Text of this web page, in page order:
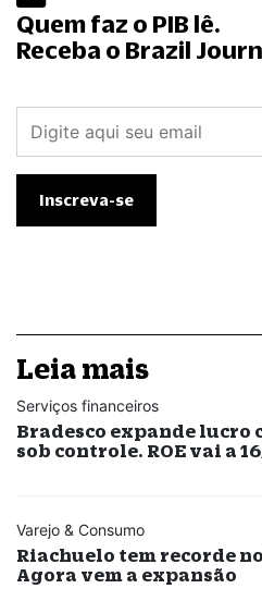
Quem faz o PIB lê.
Receba o Brazil
Leia mais
Serviços financeiros
Bradesco expande
sob controle. ROE vai a
Varejo & Consumo
Riachuelo tem recorde
Agora vem a expansão